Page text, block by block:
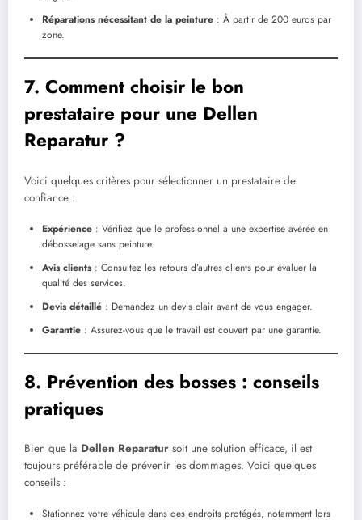
Réparations nécessitant de la peinture : À partir de 200 euros par
zone.
7. Comment choisir le bon
prestataire pour une Dellen
Reparatur ?
Voici quelques critères pour sélectionner un prestataire de
confiance :
Expérience : Vérifiez que le professionnel a une expertise avérée en
débosselage sans peinture.
Avis clients: Consultez les retours d’autres clients pour évaluer la
qualité des services.
Devis détaillé : Demandez un devis clair avant de vous engager.
Garantie : Assurez-vous que le travail est couvert par une garantie.
8. Prévention des bosses : conseils
pratiques
Bien que la Dellen Reparatur soit une solution efficace, il est
toujours préférable de prévenir les dommages. Voici quelques
conseils :
Stationnez votre véhicule dans des endroits protégés, notamment lors